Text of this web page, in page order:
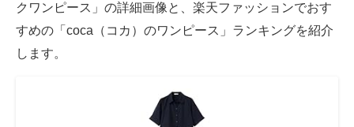
クワンピース」の詳細画像と、楽天ファッションでおす
すめの「coca（コカ）のワンピース」ランキングを紹介
します。